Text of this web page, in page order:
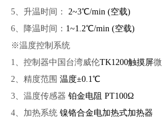
5、 升温时间：
2~3℃/min (空载)
6、
降温时间： 1~1.2℃/min (空载)
※温度控制系统
1、 控制器中国台湾威伦TK1200触摸屏微
2、 精度范围 温度±0.1℃
3、 温度传感器 铂金电阻 PT100Ω
4、 加热系统镍铬合金电加热式加热器